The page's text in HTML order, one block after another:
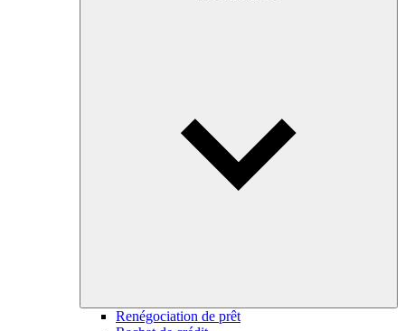
Renégociation de prêt